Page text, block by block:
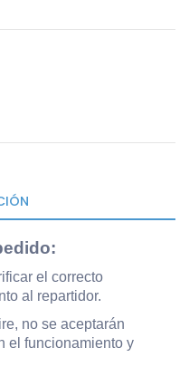
:
el correcto
al repartidor.
no se aceptarán
el funcionamiento y